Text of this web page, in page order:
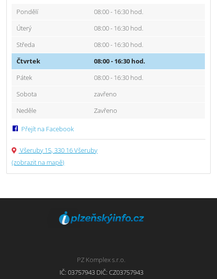
Pondělí
08:00 - 16:30 hod.
Úterý
08:00 - 16:30 hod.
Středa
08:00 - 16:30 hod.
Čtvrtek
08:00 - 16:30 hod.
Pátek
08:00 - 16:30 hod.
Sobota
zavřeno
Neděle
Zavřeno
Přejít na Facebook
Všeruby 15, 330 16 Všeruby
(zobrazit na mapě)
PZ Komplex s.r.o.
IČ: 03757943 DIČ: CZ03757943